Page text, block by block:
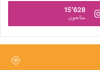
15٬628
متابعون